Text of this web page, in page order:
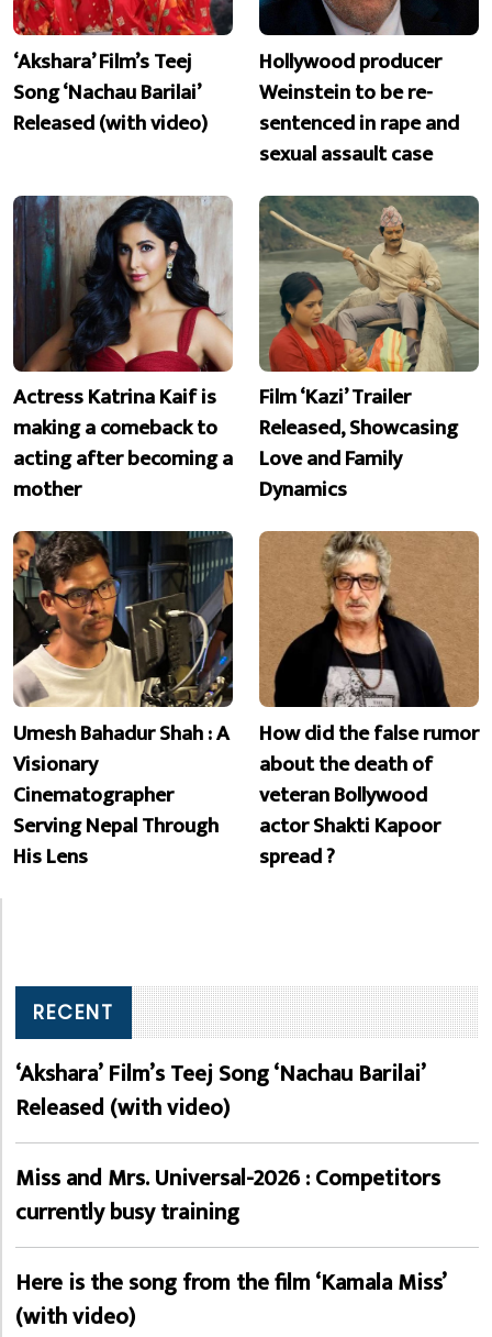
‘Akshara’ Film’s Teej
Song ‘Nachau Barilai’
Released (with video)
Hollywood producer
Weinstein to be re-
sentenced in rape and
sexual assault case
Actress Katrina Kaif is
making a comeback to
acting after becoming a
mother
Film ‘Kazi’ Trailer
Released, Showcasing
Love and Family
Dynamics
Umesh Bahadur Shah : A
Visionary
Cinematographer
Serving Nepal Through
His Lens
How did the false rumor
about the death of
veteran Bollywood
actor Shakti Kapoor
spread ?
RECENT
‘Akshara’ Film’s Teej Song ‘Nachau Barilai’
Released (with video)
Miss and Mrs. Universal-2026 : Competitors
currently busy training
Here is the song from the film ‘Kamala Miss’
(with video)